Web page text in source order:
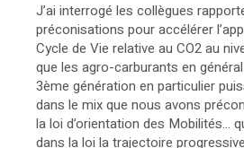
J’ai interrogé les collègues
préconisations pour accélérer
Cycle de Vie relative au CO2 au
que les agro-carburants en
3ème génération en particulier
dans le mix que nous avons
la loi d’orientation des Mobilités...
dans la loi la trajectoire